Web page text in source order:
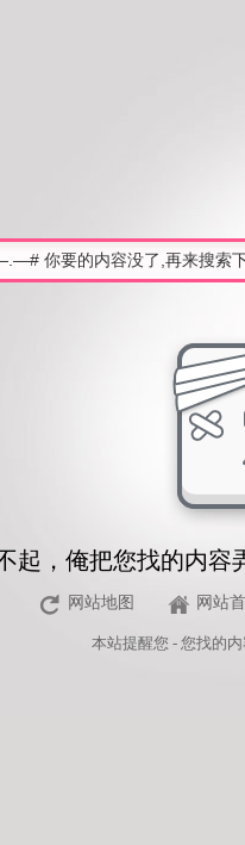
起，俺把您找的内容
网站地图 网站
本站提醒您 - 您找的